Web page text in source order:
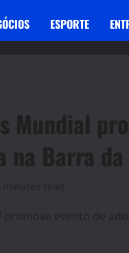
ESPORTE
Mundial
na Barra
minutes read